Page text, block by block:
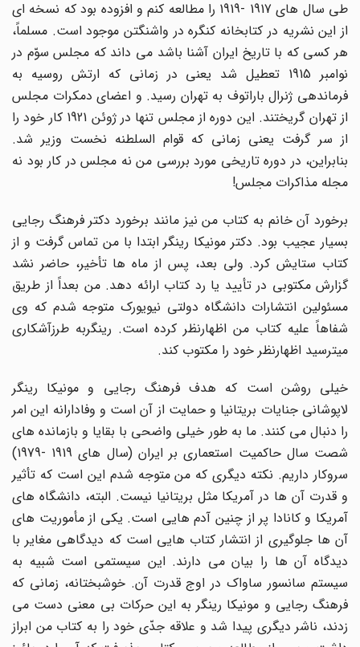
طی سال های 1917 -1919 را مطالعه کنم و افزوده بود که نسخه ای
از این نشریه در کتابخانه کنگره در واشنگتن موجود است. مسلماً،
هر کسی که با تاریخ ایران آشنا باشد می داند که مجلس سوّم در
نوامبر 1915 تعطیل شد یعنی در زمانی که ارتش روسیه به
فرماندهی ژنرال باراتوف به تهران رسید. و اعضای دمکرات مجلس
از تهران گریختند. این دوره از مجلس تنها در ژوئن 1921 کار خود را
از سر گرفت یعنی زمانی که قوام السلطنه نخست وزیر شد.
بنابراین، در دوره تاریخی مورد بررسی من نه مجلس در کار بود نه
مجله مذاکرات مجلس!
برخورد آن خانم به کتاب من نیز مانند برخورد دکتر فرهنگ رجایی
بسیار عجیب بود. دکتر مونیکا رینگر ابتدا با من تماس گرفت و از
کتاب ستایش کرد. ولی بعد، پس از ماه ها تأخیر، حاضر نشد
گزارش مکتوبی در تأیید یا رد کتاب ارائه دهد. من بعداً از طریق
مسئولین انتشارات دانشگاه دولتی نیویورک متوجه شدم که وی
شفاهاً علیه کتاب من اظهارنظر کرده است. رینگربه طرزآشکاری
میترسید اظهارنظر خود را مکتوب کند.
خیلی روشن است که هدف فرهنگ رجایی و مونیکا رینگر
لاپوشانی جنایات بریتانیا و حمایت از آن است و وفادارانه این امر
را دنبال می کنند. ما به طور خیلی واضحی با بقایا و بازمانده های
شصت سال حاکمیت استعماری بر ایران (سال های 1919 -1979)
سروکار داریم. نکته دیگری که من متوجه شدم این است که تأثیر
و قدرت آن ها در آمریکا مثل بریتانیا نیست. البته، دانشگاه های
آمریکا و کانادا پر از چنین آدم هایی است. یکی از مأموریت های
آن ها جلوگیری از انتشار کتاب هایی است که دیدگاهی مغایر با
دیدگاه آن ها را بیان می دارند. این سیستمی است شبیه به
سیستم سانسور ساواک در اوج قدرت آن. خوشبختانه، زمانی که
فرهنگ رجایی و مونیکا رینگر به این حرکات بی معنی دست می
زدند، ناشر دیگری پیدا شد و علاقه جدّی خود را به کتاب من ابراز